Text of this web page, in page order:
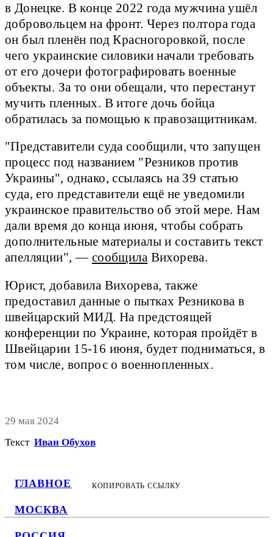
ГЛАВНОЕ
МОСКВА
в Донецке. В конце 2022 года мужчина ушёл
добровольцем на фронт. Через полтора года
он был пленён под Красногоровкой, после
чего украинские силовики начали требовать
от его дочери фотографировать военные
объекты. За то они обещали, что перестанут
мучить пленных. В итоге дочь бойца
обратилась за помощью к правозащитникам.
"Представители суда сообщили, что запущен
процесс под названием "Резников против
Украины", однако, ссылаясь на 39 статью
суда, его представители ещё не уведомили
украинское правительство об этой мере. Нам
дали время до конца июня, чтобы собрать
дополнительные материалы и составить текст
апелляции", — сообщила Вихорева.
Юрист, добавила Вихорева, также
предоставил данные о пытках Резникова в
швейцарский МИД. На предстоящей
конференции по Украине, которая пройдёт в
Швейцарии 15-16 июня, будет подниматься, в
том числе, вопрос о военнопленных.
29 мая 2024
Текст Иван Обухов
КОПИРОВАТЬ ССЫЛКУ